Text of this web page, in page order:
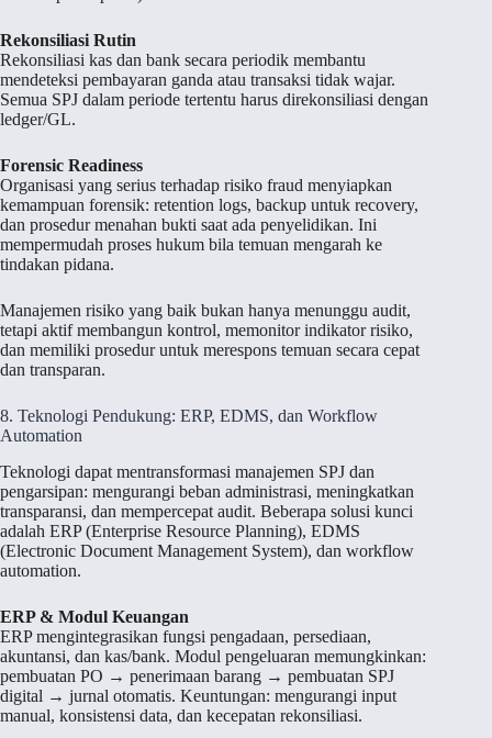
Rekonsiliasi Rutin
Rekonsiliasi kas dan bank secara periodik membantu
mendeteksi pembayaran ganda atau transaksi tidak wajar.
Semua SPJ dalam periode tertentu harus direkonsiliasi dengan
ledger/GL.
Forensic Readiness
Organisasi yang serius terhadap risiko fraud menyiapkan
kemampuan forensik: retention logs, backup untuk recovery,
dan prosedur menahan bukti saat ada penyelidikan. Ini
mempermudah proses hukum bila temuan mengarah ke
tindakan pidana.
Manajemen risiko yang baik bukan hanya menunggu audit,
tetapi aktif membangun kontrol, memonitor indikator risiko,
dan memiliki prosedur untuk merespons temuan secara cepat
dan transparan.
8. Teknologi Pendukung: ERP, EDMS, dan Workflow
Automation
Teknologi dapat mentransformasi manajemen SPJ dan
pengarsipan: mengurangi beban administrasi, meningkatkan
transparansi, dan mempercepat audit. Beberapa solusi kunci
adalah ERP (Enterprise Resource Planning), EDMS
(Electronic Document Management System), dan workflow
automation.
ERP & Modul Keuangan
ERP mengintegrasikan fungsi pengadaan, persediaan,
akuntansi, dan kas/bank. Modul pengeluaran memungkinkan:
pembuatan PO → penerimaan barang → pembuatan SPJ
digital → jurnal otomatis. Keuntungan: mengurangi input
manual, konsistensi data, dan kecepatan rekonsiliasi.